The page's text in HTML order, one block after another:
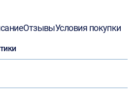
ОтзывыУсловия покупки